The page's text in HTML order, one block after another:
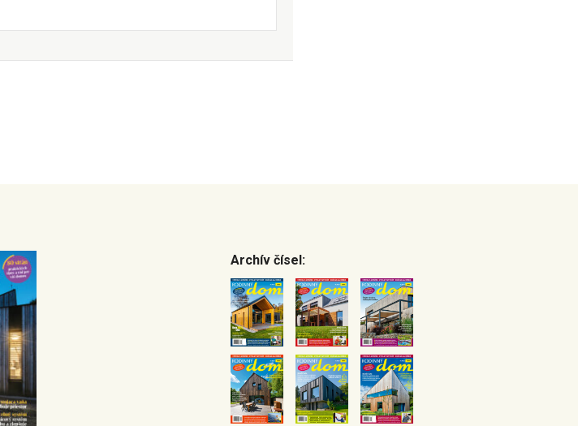
Archív čísel: